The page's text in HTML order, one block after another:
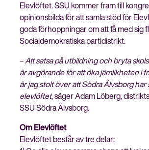
Elevlöftet. SSU kommer fram till
opinionsbilda för att samla stöd för
goda förhoppningar om att få med sig
Socialdemokratiska partidistrikt.
–Att satsa på utbildning och bryta
är avgörande för att öka jämlikheten i
är jag stolt över att Södra Älvsborg har
elevlöftet, säger Adam Löberg,
SSU Södra Älvsborg.
Om Elevlöftet
Elevlöftet består av tre delar: